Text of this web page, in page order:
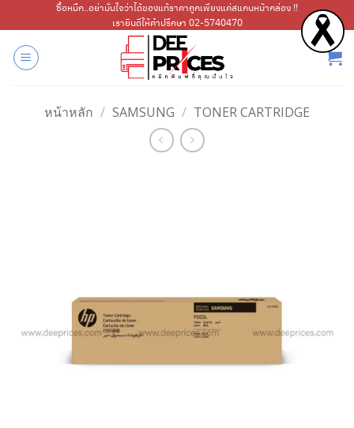
ไป
เนื้อหา
ซื้อหมึก..อย่ามั่นใจว่าได้ของแท้ราคาถูกเพียงแค่สแกนหน้ากล่อง !!
เรายินดีให้คำปรึกษา 02-5740470
หน้าหลัก / SAMSUNG / TONER CARTRIDGE